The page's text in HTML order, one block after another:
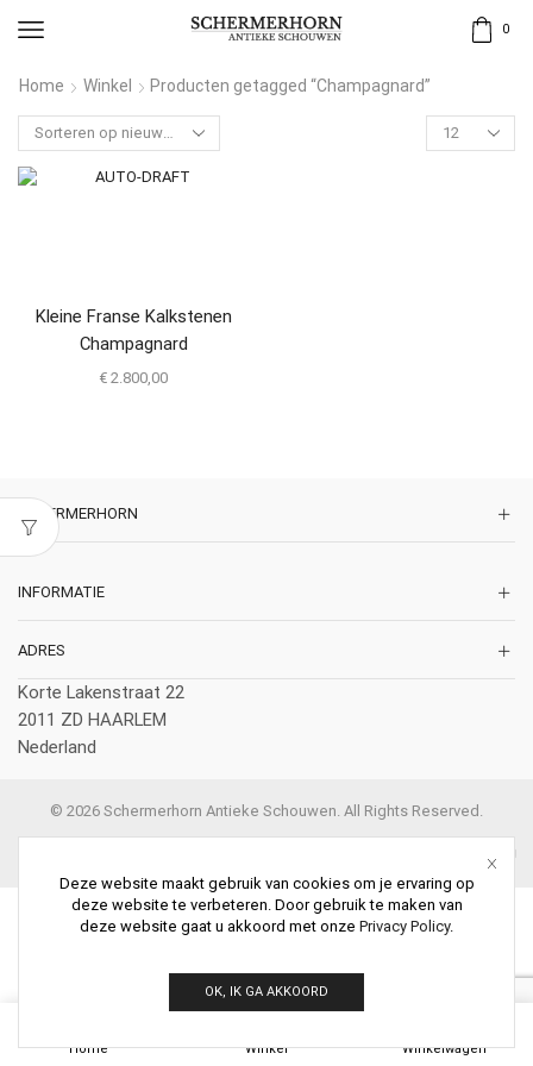
0
Home Winkel Producten getagged “Champagnard”
Kleine Franse Kalkstenen
Champagnard
€ 2.800,00
SCHERMERHORN
INFORMATIE
ADRES
Korte Lakenstraat 22
2011 ZD HAARLEM
Nederland
© 2026 Schermerhorn Antieke Schouwen. All Rights Reserved.
Home Winkel Winkelwagen
Deze website maakt gebruik van cookies om je ervaring op
deze website te verbeteren. Door gebruik te maken van
deze website gaat u akkoord met onze Privacy Policy.
OK, IK GA AKKOORD